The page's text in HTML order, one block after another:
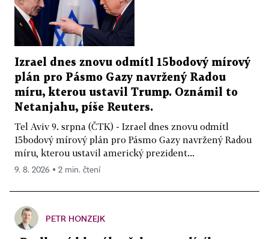
Izrael dnes znovu odmítl 15bodový mírový
plán pro Pásmo Gazy navržený Radou
míru, kterou ustavil Trump. Oznámil to
Netanjahu, píše Reuters.
Tel Aviv 9. srpna (ČTK) - Izrael dnes znovu odmítl
15bodový mírový plán pro Pásmo Gazy navržený Radou
míru, kterou ustavil americký prezident...
9. 8. 2026 ▪ 2 min. čtení
PETR HONZEJK